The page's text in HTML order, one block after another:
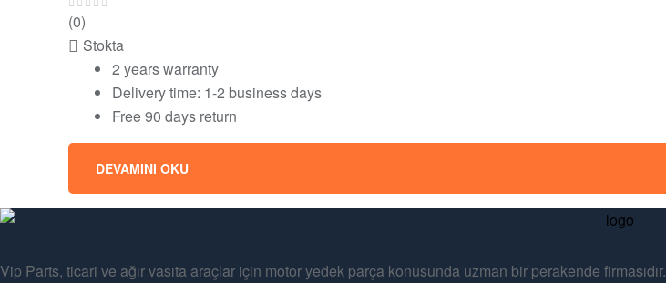
(0)
Stokta
2 years warranty
Delivery time: 1-2 business days
Free 90 days return
DEVAMINI OKU
Vip Parts, ticari ve ağır vasıta araçlar için motor yedek parça konusunda uzman bir perakende firmasıdır.